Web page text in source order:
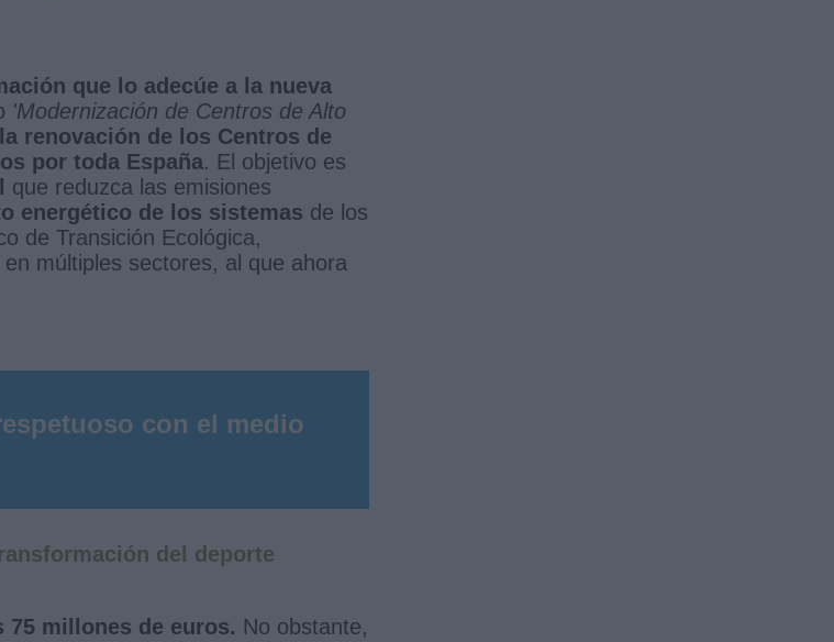
que lo adecúe a la nueva
'Modernización de Centros de Alto
renovación de los Centros de
por toda España. El objetivo es
que reduzca las emisiones
energético de los sistemas de los
de Transición Ecológica,
múltiples sectores, al que ahora
con el medio
del deporte
millones de euros. No obstante,